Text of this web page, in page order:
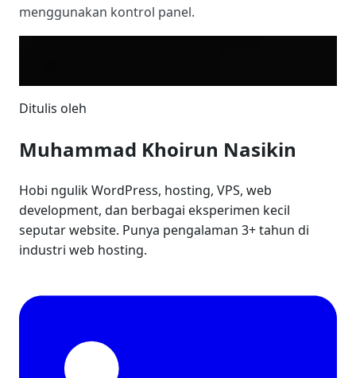
menggunakan kontrol panel.
Ditulis oleh
Muhammad Khoirun Nasikin
Hobi ngulik WordPress, hosting, VPS, web
development, dan berbagai eksperimen kecil
seputar website. Punya pengalaman 3+ tahun di
industri web hosting.